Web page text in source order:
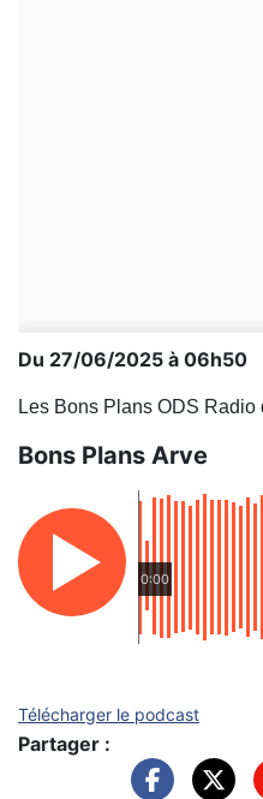
Du 27/06/2025 à 06h50
Les Bons Plans ODS
Bons Plans Arve
0:00
Télécharger le podcast
Partager :